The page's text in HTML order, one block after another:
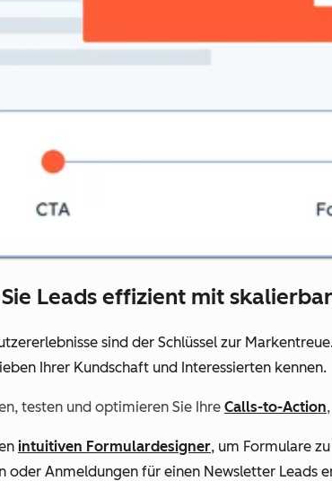
Sie Leads effizient mit
sind der Schlüssel zur
Ihrer Kundschaft und Interessierten kennen.
testen und optimieren Sie Ihre Calls-to-Action
intuitiven Formulardesigner, um Formulare
oder Anmeldungen für einen Newsletter Leads